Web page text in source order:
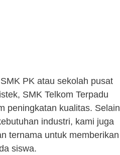
PK atau sekolah pusat
SMK Telkom Terpadu
peningkatan kualitas. Selain
industri, kami juga
ternama untuk memberikan
siswa.